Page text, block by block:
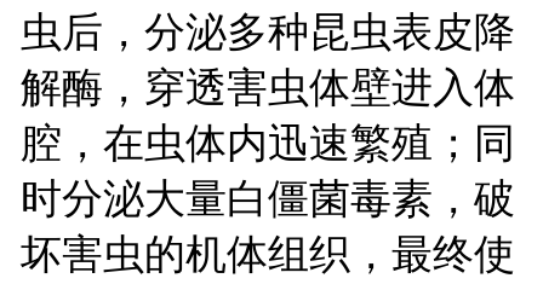
虫后，分泌多种昆虫表皮降
解酶，穿透害虫体壁进入体
腔，在虫体内迅速繁殖；同
时分泌大量白僵菌毒素，破
坏害虫的机体组织，最终使